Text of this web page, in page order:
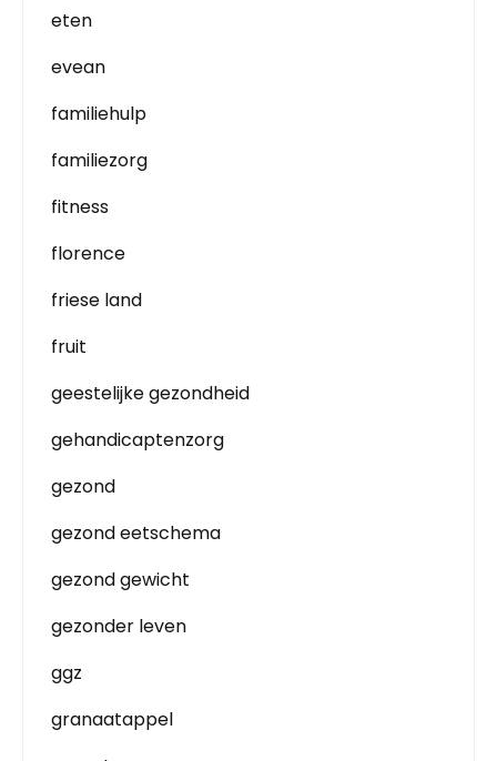
eten
evean
familiehulp
familiezorg
fitness
florence
friese land
fruit
geestelijke gezondheid
gehandicaptenzorg
gezond
gezond eetschema
gezond gewicht
gezonder leven
ggz
granaatappel